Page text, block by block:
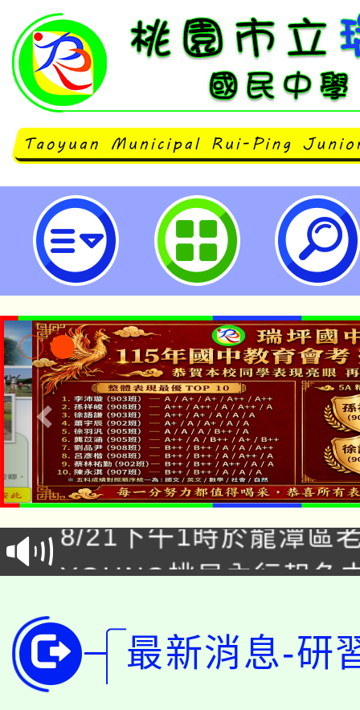
轉知財團法人桃園市禪繞文教基金
善城市倡議論壇」，歡迎報名參與
國民中學
「本色祭」8/29、30在
場熱烈登場!
8/21下午1時於龍潭區
徵才活動。
YOUNG桃局內行報名
開!
115年桃園市運動會8/
田徑場及游泳池舉行。
桃園市低收入戶享有免
最新消息-研